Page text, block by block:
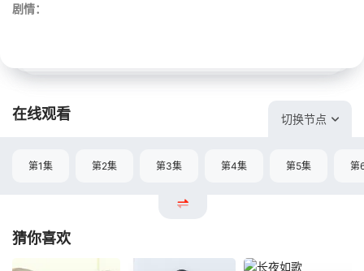
剧情：
在线观看 切换节点
第1集 第2集 第3集 第4集 第5集 第
猜你喜欢